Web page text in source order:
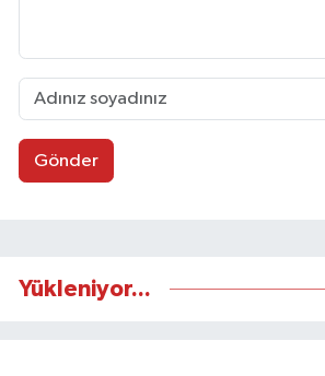
Gönder
Yükleniyor...